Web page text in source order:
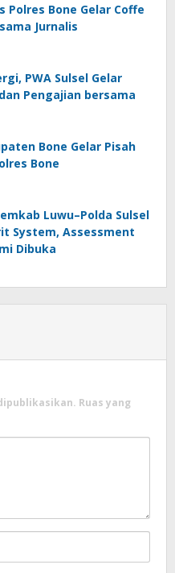
Polres Bone Gelar Coffe
Jurnalis
PWA Sulsel Gelar
Pengajian bersama
Bone Gelar Pisah
Bone
Luwu–Polda Sulsel
System, Assessment
Dibuka
Ruas yang